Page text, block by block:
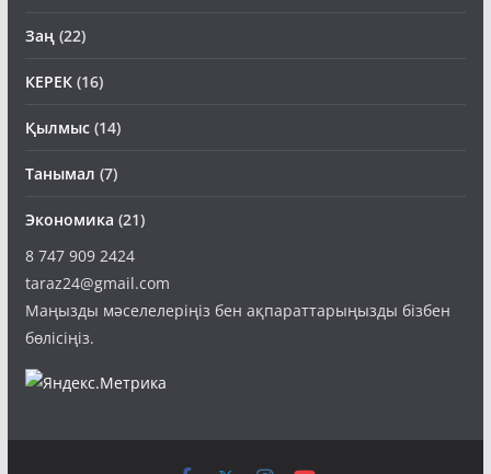
Заң (22)
КЕРЕК(16)
Қылмыс(14)
Танымал (7)
Экономика (21)
8 747 909 2424
taraz24@gmail.com
Маңызды мәселелеріңіз бен ақпараттарыңызды бізбен
бөлісіңіз.